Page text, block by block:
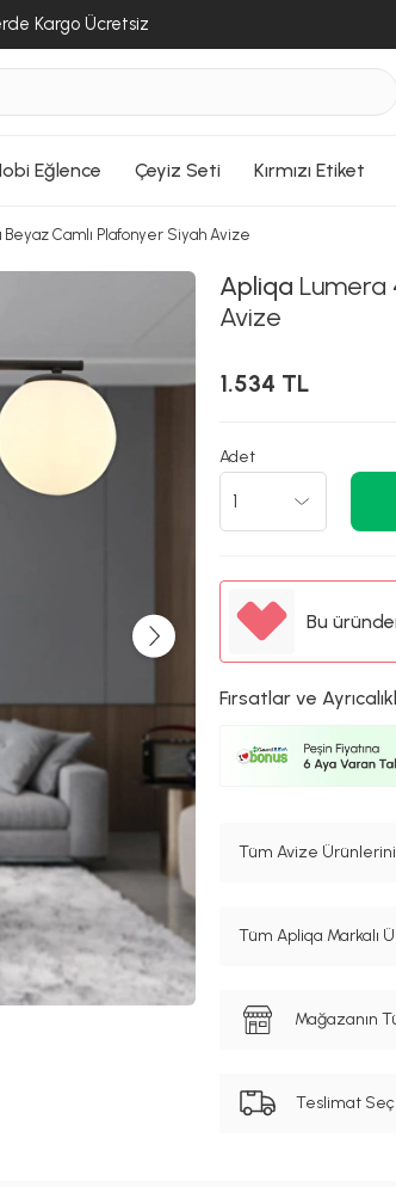
Kargo Ücretsiz
Eğlence Çeyiz Seti Kırmızı Etiket
Camlı Plafonyer Siyah Avize
Apliqa Lumera
Avize
1.534 TL
Adet
Bu
Fırsatlar ve
Tüm Avize
Tüm Apliqa Markalı
Mağazanın
Teslimat